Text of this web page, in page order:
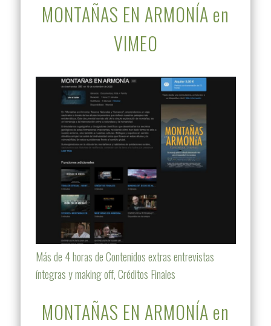
MONTAÑAS EN ARMONÍA en
VIMEO
Más de 4 horas de Contenidos extras entrevistas
íntegras y making off, Créditos Finales
MONTAÑAS EN ARMONÍA en